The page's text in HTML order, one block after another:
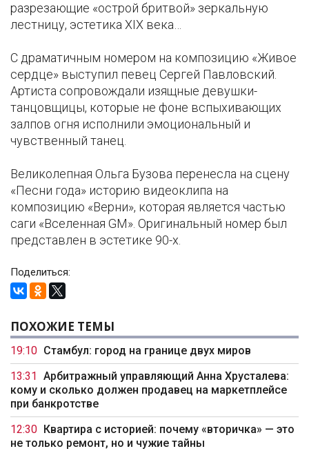
разрезающие «острой бритвой» зеркальную
лестницу, эстетика XIX века…
С драматичным номером на композицию «Живое
сердце» выступил певец Сергей Павловский.
Артиста сопровождали изящные девушки-
танцовщицы, которые не фоне вспыхивающих
залпов огня исполнили эмоциональный и
чувственный танец.
Великолепная Ольга Бузова перенесла на сцену
«Песни года» историю видеоклипа на
композицию «Верни», которая является частью
саги «Вселенная GM». Оригинальный номер был
представлен в эстетике 90-х.
Поделиться:
ПОХОЖИЕ ТЕМЫ
19:10 Стамбул: город на границе двух миров
13:31
Арбитражный управляющий Анна Хрусталева:
кому и сколько должен продавец на маркетплейсе
при банкротстве
12:30
Квартира с историей: почему «вторичка» — это
не только ремонт, но и чужие тайны